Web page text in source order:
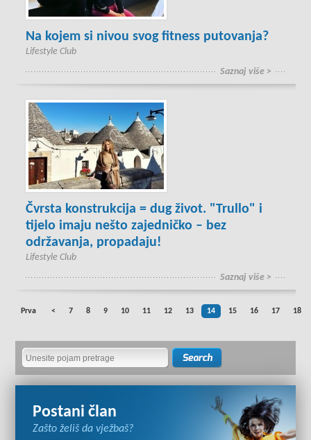
Na kojem si nivou svog fitness putovanja?
Lifestyle Club
Saznaj više >
Čvrsta konstrukcija = dug život. "Trullo" i
tijelo imaju nešto zajedničko – bez
održavanja, propadaju!
Lifestyle Club
Saznaj više >
Prva < 7 8 9 10 11 12 13 14 15 16 17 18
Postani član
Zašto želiš da vježbaš?